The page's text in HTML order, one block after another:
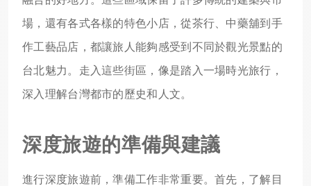
場，還有各式各樣的特色小店，從茶行、中藥舖到手
作工藝品店，都讓旅人能夠感受到不同於觀光景點的
台北魅力。走入這些街區，像是踏入一場時光旅行，
深入理解台灣都市的歷史和人文。
深度旅遊的準備與建議
進行深度旅遊前，準備工作非常重要。首先，了解目